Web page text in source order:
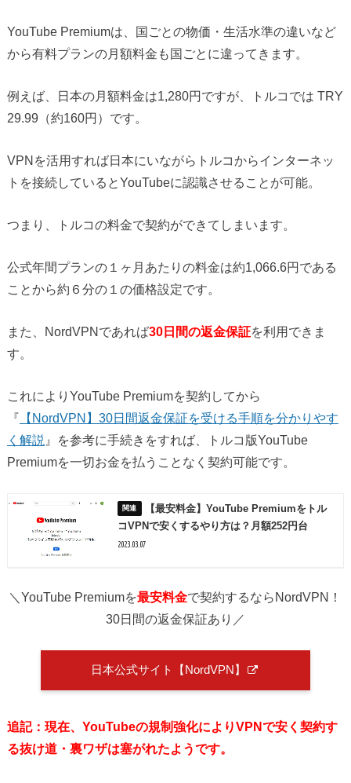
YouTube Premiumは、国ごとの物価・生活水準の違いなど
から有料プランの月額料金も国ごとに違ってきます。
例えば、日本の月額料金は1,280円ですが、トルコでは TRY
29.99（約160円）です。
VPNを活用すれば日本にいながらトルコからインターネッ
トを接続しているとYouTubeに認識させることが可能。
つまり、トルコの料金で契約ができてしまいます。
公式年間プランの１ヶ月あたりの料金は約1,066.6円である
ことから約６分の１の価格設定です。
また、NordVPNであれば30日間の返金保証を利用できま
す。
これによりYouTube Premiumを契約してから
『 【NordVPN】30日間返金保証を受ける手順を分かりやす
く解説 』を参考に手続きをすれば、トルコ版YouTube
Premiumを一切お金を払うことなく契約可能です。
【最安料金】YouTube Premiumをトル
コVPNで安くするやり方は？月額252円台
2023.03.07
＼YouTube Premiumを最安料金で契約するならNordVPN！
30日間の返金保証あり／
日本公式サイト【NordVPN】
追記：現在、YouTubeの規制強化によりVPNで安く契約す
る抜け道・裏ワザは塞がれたようです。